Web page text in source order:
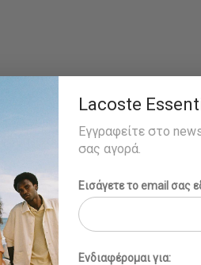
το
Lacoste
Εγγραφείτε στο
σας αγορά.
Εισάγετε το email σας
Ενδιαφέρομαι για: